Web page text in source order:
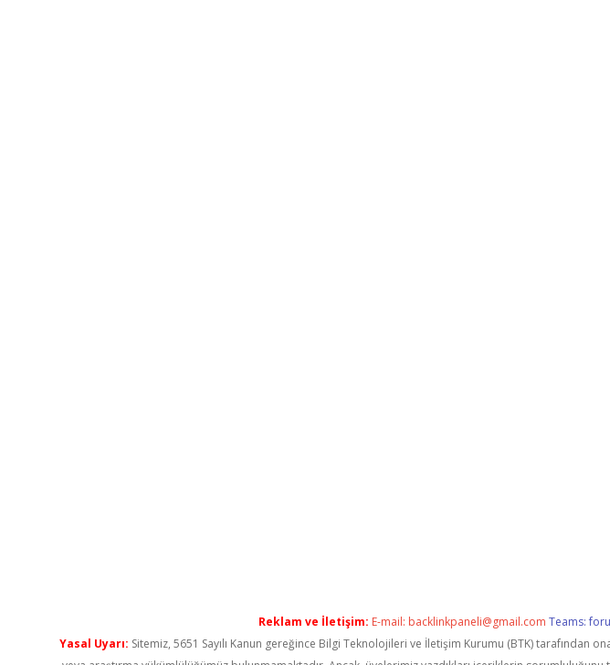
Reklam ve İletişim: E-mail: backlinkpaneli@gmail.com Teams:
Yasal Uyarı: Sitemiz, 5651 Sayılı Kanun gereğince Bilgi Teknolojileri ve İletişim Kurumu (BTK)